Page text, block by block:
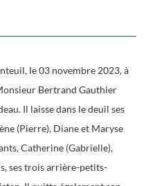
le 03 novembre 2023, à
Bertrand Gauthier
Il laisse dans le deuil ses
(Pierre), Diane et Maryse
Catherine (Gabrielle),
ses trois arrière-petits-